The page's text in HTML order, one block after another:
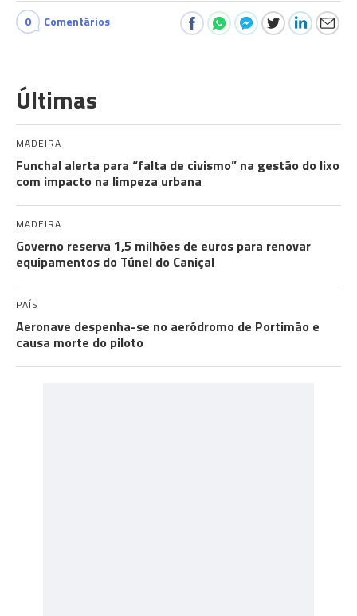
0 Comentários
Últimas
MADEIRA
Funchal alerta para “falta de civismo” na gestão do lixo
com impacto na limpeza urbana
MADEIRA
Governo reserva 1,5 milhões de euros para renovar
equipamentos do Túnel do Caniçal
PAÍS
Aeronave despenha-se no aeródromo de Portimão e
causa morte do piloto